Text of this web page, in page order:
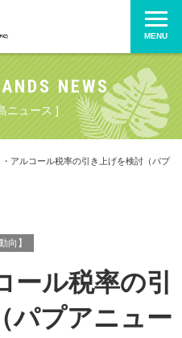
MENU
NEWS
ニュース ]
・アルコール税率の引き上げを検討（パプ
向】
ール税率の引
パプアニュー